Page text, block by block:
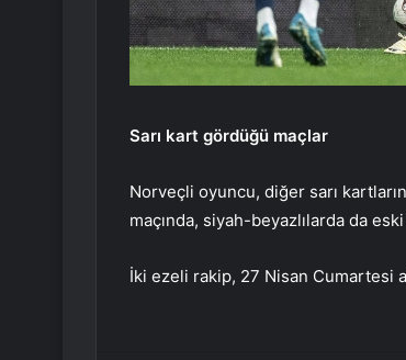
Sarı kart gördüğü maçlar
Norveçli oyuncu, diğer sarı
maçında, siyah-beyazlılarda da
İki ezeli rakip, 27 Nisan Cumartesi